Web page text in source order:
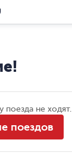
поезда не ходят.
поездов